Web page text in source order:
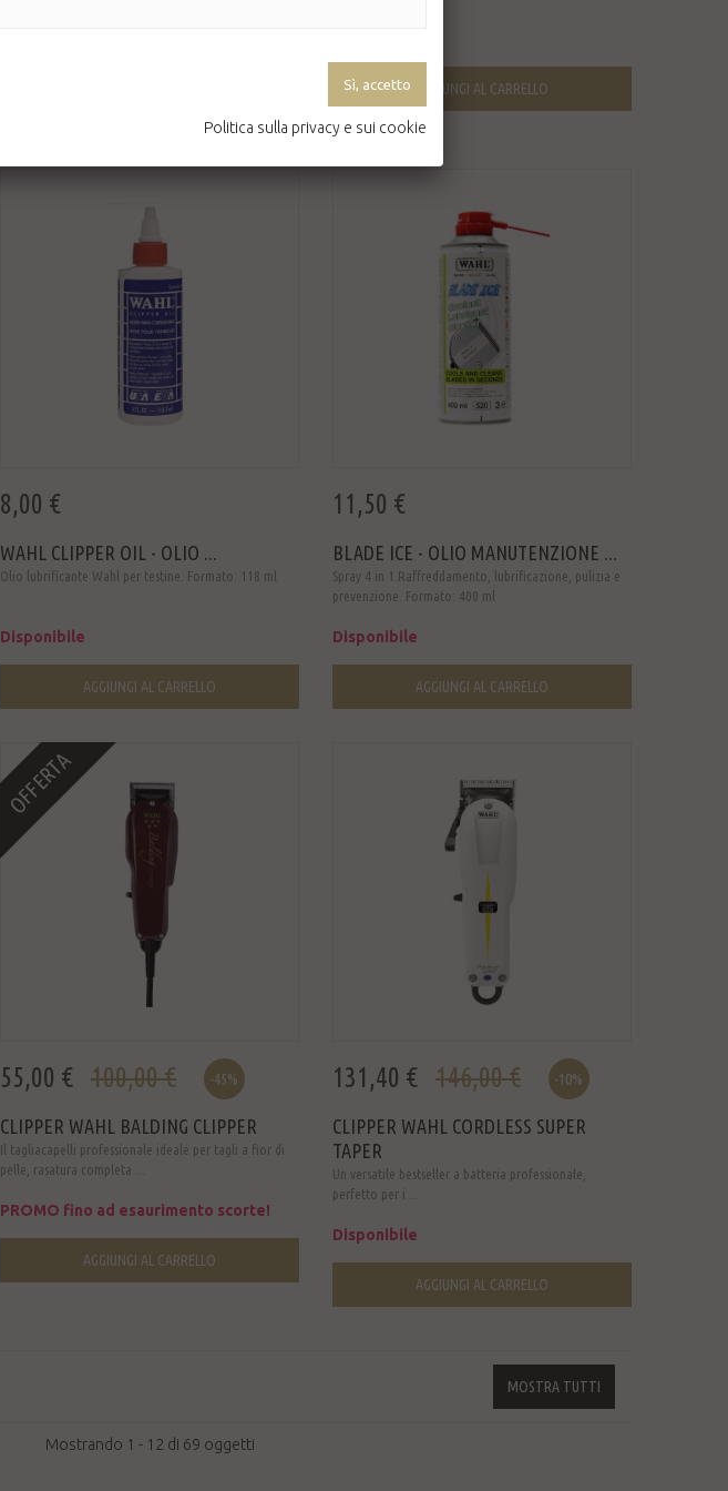
AGGIUNGI AL CARRELLO
8,00 €
WAHL CLIPPER OIL - OLIO ...
Olio lubrificante Wahl per testine. Formato: 118 ml
Disponibile
AGGIUNGI AL CARRELLO
11,50 €
BLADE ICE - OLIO MANUTENZIONE ...
Spray 4 in 1.Raffreddamento, lubrificazione, pulizia e
prevenzione. Formato: 400 ml
Disponibile
AGGIUNGI AL CARRELLO
OFFERTA
55,00 € 100,00 € -45%
CLIPPER WAHL BALDING CLIPPER
Il tagliacapelli professionale ideale per tagli a fior di
pelle, rasatura completa ...
PROMO fino ad esaurimento scorte!
AGGIUNGI AL CARRELLO
131,40 € 146,00 € -10%
CLIPPER WAHL CORDLESS SUPER
TAPER
Un versatile bestseller a batteria professionale,
perfetto per i ...
Disponibile
AGGIUNGI AL CARRELLO
MOSTRA TUTTI
Mostrando 1 - 12 di 69 oggetti
Politica sulla privacy e sui cookie